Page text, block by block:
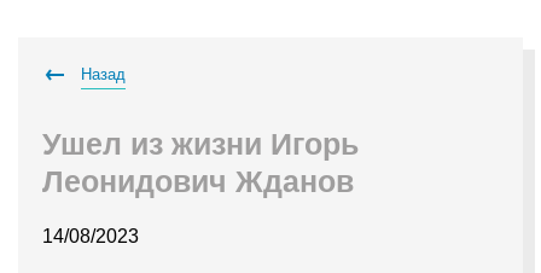
Назад
Ушел из жизни Игорь
Леонидович Жданов
14/08/2023